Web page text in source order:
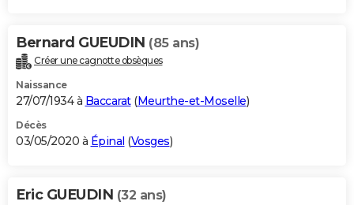
Bernard GUEUDIN (85 ans)
Créer une cagnotte obsèques
Naissance
27/07/1934 à Baccarat(Meurthe-et-Moselle)
Décès
03/05/2020 à Épinal (Vosges)
Eric GUEUDIN (32 ans)